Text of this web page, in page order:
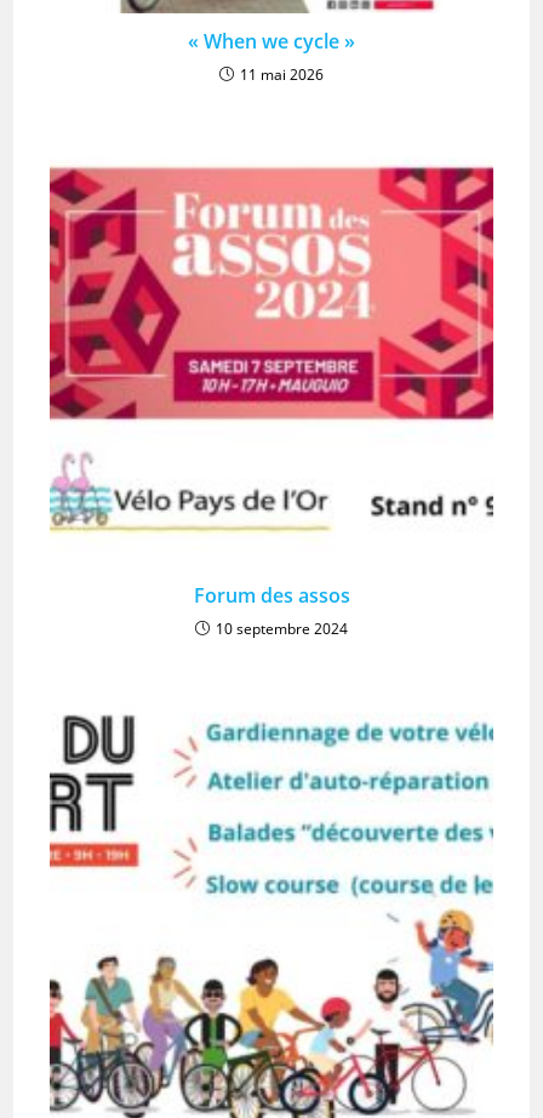
« When we cycle »
11 mai 2026
Forum des assos
10 septembre 2024